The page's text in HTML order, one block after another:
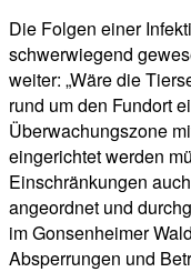
Die Folgen einer
schwerwiegend
weiter: „Wäre die
rund um den Fundort
Überwachungszone
eingerichtet werden
Einschränkungen
angeordnet und
im Gonsenheimer
Absperrungen und